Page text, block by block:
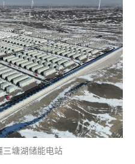
三塘湖储能电站